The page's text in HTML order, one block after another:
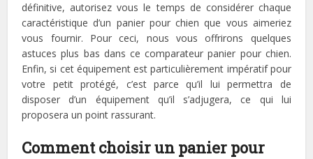
définitive, autorisez vous le temps de considérer chaque
caractéristique d’un panier pour chien que vous aimeriez
vous fournir. Pour ceci, nous vous offrirons quelques
astuces plus bas dans ce comparateur panier pour chien.
Enfin, si cet équipement est particulièrement impératif pour
votre petit protégé, c’est parce qu’il lui permettra de
disposer d’un équipement qu’il s’adjugera, ce qui lui
proposera un point rassurant.
Comment choisir un panier pour